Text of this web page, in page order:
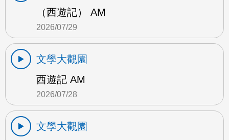
（西遊記） AM
2026/07/29
文學大觀園
西遊記 AM
2026/07/28
文學大觀園